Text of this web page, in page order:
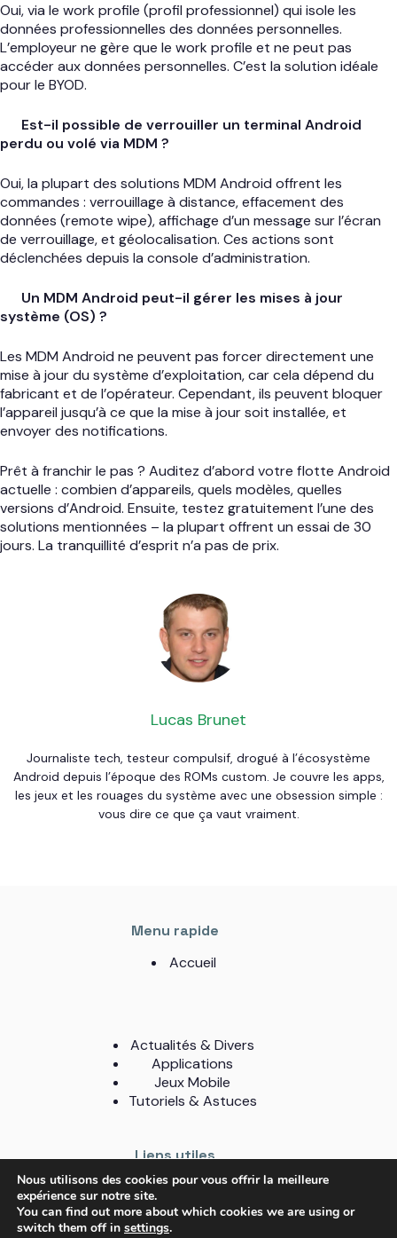
Oui, via le work profile (profil professionnel) qui isole les
données professionnelles des données personnelles.
L’employeur ne gère que le work profile et ne peut pas
accéder aux données personnelles. C’est la solution idéale
pour le BYOD.
Est-il possible de verrouiller un terminal Android
perdu ou volé via MDM ?
Oui, la plupart des solutions MDM Android offrent les
commandes : verrouillage à distance, effacement des
données (remote wipe), affichage d’un message sur l’écran
de verrouillage, et géolocalisation. Ces actions sont
déclenchées depuis la console d’administration.
Un MDM Android peut-il gérer les mises à jour
système (OS) ?
Les MDM Android ne peuvent pas forcer directement une
mise à jour du système d’exploitation, car cela dépend du
fabricant et de l’opérateur. Cependant, ils peuvent bloquer
l’appareil jusqu’à ce que la mise à jour soit installée, et
envoyer des notifications.
Prêt à franchir le pas ? Auditez d’abord votre flotte Android
actuelle : combien d’appareils, quels modèles, quelles
versions d’Android. Ensuite, testez gratuitement l’une des
solutions mentionnées – la plupart offrent un essai de 30
jours. La tranquillité d’esprit n’a pas de prix.
Lucas Brunet
Journaliste tech, testeur compulsif, drogué à l’écosystème
Android depuis l’époque des ROMs custom. Je couvre les apps,
les jeux et les rouages du système avec une obsession simple :
vous dire ce que ça vaut vraiment.
Menu rapide
Accueil
Actualités & Divers
Applications
Jeux Mobile
Tutoriels & Astuces
Liens utiles
A Propos
Contact
Mentions légales
Nous utilisons des cookies pour vous offrir la meilleure
expérience sur notre site.
You can find out more about which cookies we are using or
switch them off in settings.